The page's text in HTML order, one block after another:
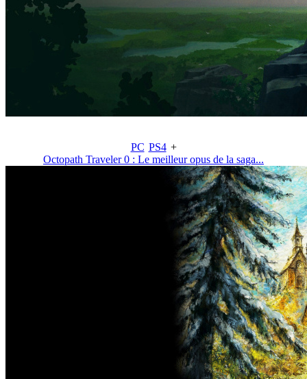
PC PS4 +
Octopath Traveler 0 : Le meilleur opus de la saga...